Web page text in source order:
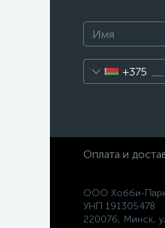
+375
Оплата и
ООО Хобби-
УНП 191305478
220076, Минск,